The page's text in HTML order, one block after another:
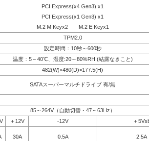
PCI Express(x4 Gen3) x1
PCI Express(x1 Gen3) x1
M.2 M Keyx2 M.2 E Keyx1
TPM2.0
設定時間：10秒～600秒
温度：5～40℃、湿度:20～80%RH (結露なきこと)
482(W)×480(D)×177.5(H)
SATAスーパーマルチドライブ 有/無
85～264V（自動切替・47～63Hz）
＋12V -12V
＋
30A 0.5A
2.5A